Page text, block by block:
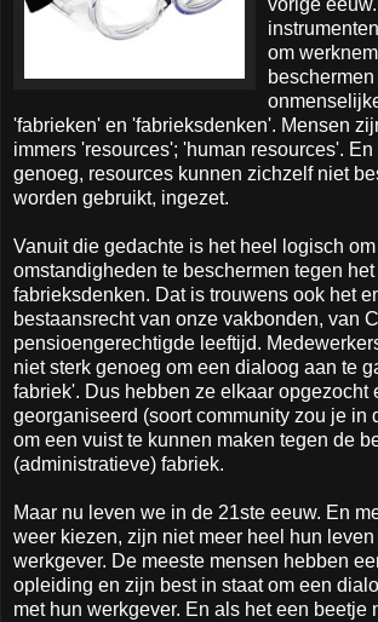
vorige
om
'fabrieken' en 'fabrieksdenken'. Mensen
immers 'resources'; 'human resources'. En
genoeg, resources kunnen zichzelf niet
worden gebruikt, ingezet.
Vanuit die gedachte is het heel logisch
omstandigheden te beschermen tegen
fabrieksdenken. Dat is trouwens ook het
bestaansrecht van onze vakbonden, van
pensioengerechtigde leeftijd.
niet sterk genoeg om een dialoog aan te
fabriek'. Dus hebben ze elkaar opgezocht
georganiseerd (soort community zou je in
om een vuist te kunnen maken tegen de
(administratieve) fabriek.
Maar nu leven we in de 21ste eeuw. En
weer kiezen, zijn niet meer heel hun
werkgever. De meeste mensen hebben
opleiding en zijn best in staat om een
met hun werkgever. En als het een beetje